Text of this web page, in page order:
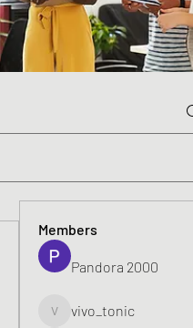
Members
Pandora 2000
vivo_tonic
vivo_tonic